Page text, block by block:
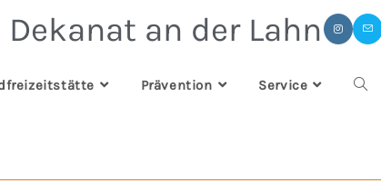
an der Lahn
Prävention Service